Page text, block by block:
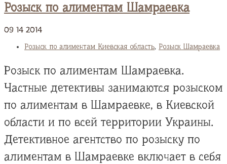
Розыск по алиментам Шамраевка
09 14 2014
Розыск по алиментам Киевская область, Розыск Шамраевка
Розыск по алиментам Шамраевка.
Частные детективы занимаются розыском
по алиментам в Шамраевке, в Киевской
области и по всей территории Украины.
Детективное агентство по розыску по
алиментам в Шамраевке включает в себя